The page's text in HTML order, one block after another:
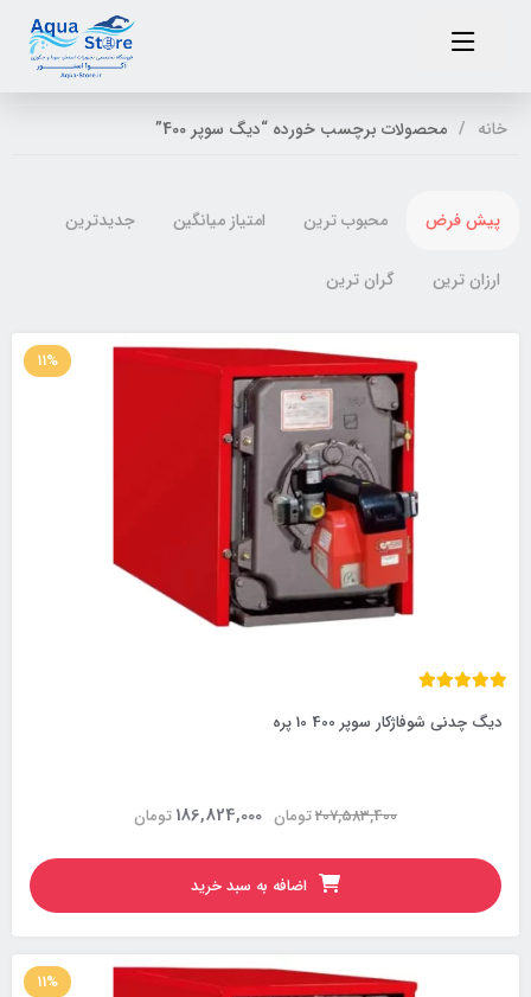
خانه محصولات برچسب خورده “دیگ سوپر 400”
پیش فرض محبوب ترین امتیاز میانگین جدیدترین
ارزان ترین گران ترین
11%
دیگ چدنی شوفاژکار سوپر 400 10 پره
تومان207,583,400 تومان186,824,000
اضافه به سبد خرید
11%